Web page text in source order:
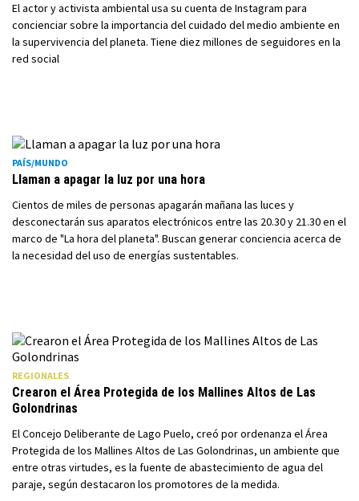
El actor y activista ambiental usa su cuenta de Instagram para
concienciar sobre la importancia del cuidado del medio ambiente en
la supervivencia del planeta. Tiene diez millones de seguidores en la
red social
PAÍS/MUNDO
Llaman a apagar la luz por una hora
Cientos de miles de personas apagarán mañana las luces y
desconectarán sus aparatos electrónicos entre las 20.30 y 21.30 en el
marco de "La hora del planeta". Buscan generar conciencia acerca de
la necesidad del uso de energías sustentables.
REGIONALES
Crearon el Área Protegida de los Mallines Altos de Las
Golondrinas
El Concejo Deliberante de Lago Puelo, creó por ordenanza el Área
Protegida de los Mallines Altos de Las Golondrinas, un ambiente que
entre otras virtudes, es la fuente de abastecimiento de agua del
paraje, según destacaron los promotores de la medida.